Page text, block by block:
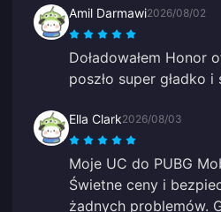
Amil Darmawi2026/08/02
Doładowałem Honor
poszło super gładko
Ella Clark2026/08/03
Moje UC do PUBG
Świetne ceny i
żadnych problemów.